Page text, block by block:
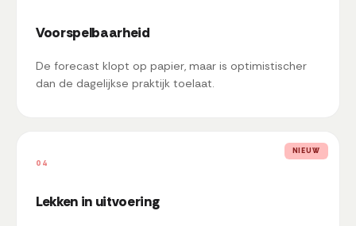
Voorspelbaarheid
De forecast klopt op papier, maar is optimistischer
dan de dagelijkse praktijk toelaat.
NIEUW
04
Lekken in uitvoering